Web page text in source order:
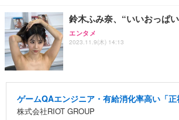
鈴木ふみ奈、“いいおっぱ
エンタメ
2023.11.9(木) 14:13
ゲームQAエンジニア・有給消化率高い「
株式会社RIOT GROUP